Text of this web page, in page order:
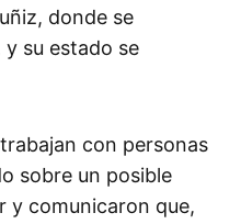
donde se
su estado se
con personas
sobre un posible
y comunicaron que,